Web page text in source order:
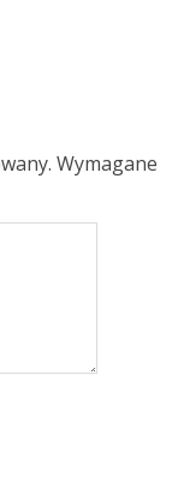
Wymagane